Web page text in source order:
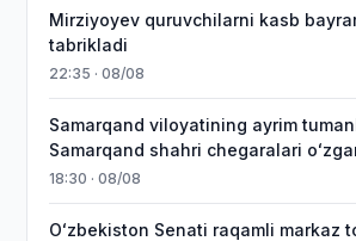
Mirziyoyev quruvchilarni kasb
tabrikladi
22:35 · 08/08
Samarqand viloyatining ayrim
Samarqand shahri chegaralari
18:30 · 08/08
Oʻzbekiston Senati raqamli markaz